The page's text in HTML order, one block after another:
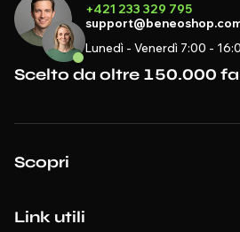
+421 233 329 795
Lunedì - Venerdì 7:00 -
Scelto da oltre 150.000
Scopri
Link utili